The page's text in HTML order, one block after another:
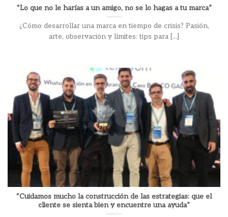
“Lo que no le harías a un amigo, no se lo hagas a tu marca”
¿Cómo desarrollar una marca en tiempo de crisis? Pasión,
arte, observación y límites: tips para [...]
“Cuidamos mucho la construcción de las estrategias: que el
cliente se sienta bien y encuentre una ayuda”